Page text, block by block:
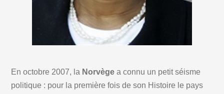
En octobre 2007, la Norvège a connu un petit séisme
politique : pour la première fois de son Histoire le pays